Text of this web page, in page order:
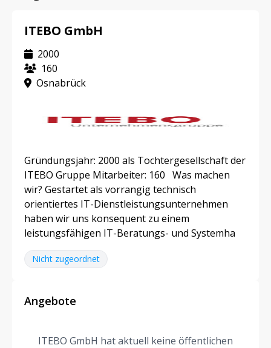
ITEBO GmbH
2000
160
Osnabrück
Gründungsjahr: 2000 als Tochtergesellschaft der
ITEBO Gruppe Mitarbeiter: 160 Was machen
wir? Gestartet als vorrangig technisch
orientiertes IT-Dienstleistungsunternehmen
haben wir uns konsequent zu einem
leistungsfähigen IT-Beratungs- und Systemha
Nicht zugeordnet
Angebote
ITEBO GmbH hat aktuell keine öffentlichen